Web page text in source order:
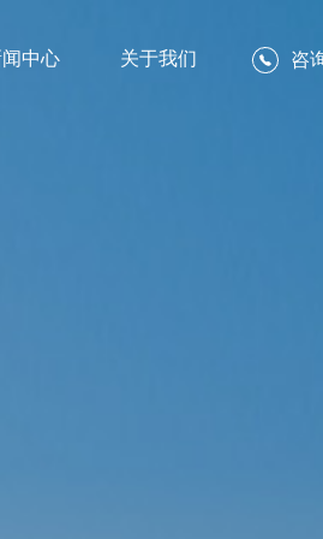
中心 关于我们 咨